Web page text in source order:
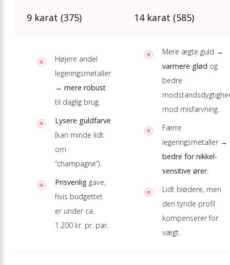
9 karat (375) 14 karat (585)
Højere andel
legeringsmetaller
→ mere robust
til daglig brug.
Lysere guldfarve
(kan minde lidt
om
“champagne”).
Prisvenlig gave,
hvis budgettet
er under ca.
1.200 kr. pr. par.
Mere ægte guld →
varmere glød og
bedre
mod misfarvning.
Færre
legeringsmetaller →
bedre for nikkel-
sensitive ører.
Lidt blødere, men
den tynde profil
kompenserer for
vægt.